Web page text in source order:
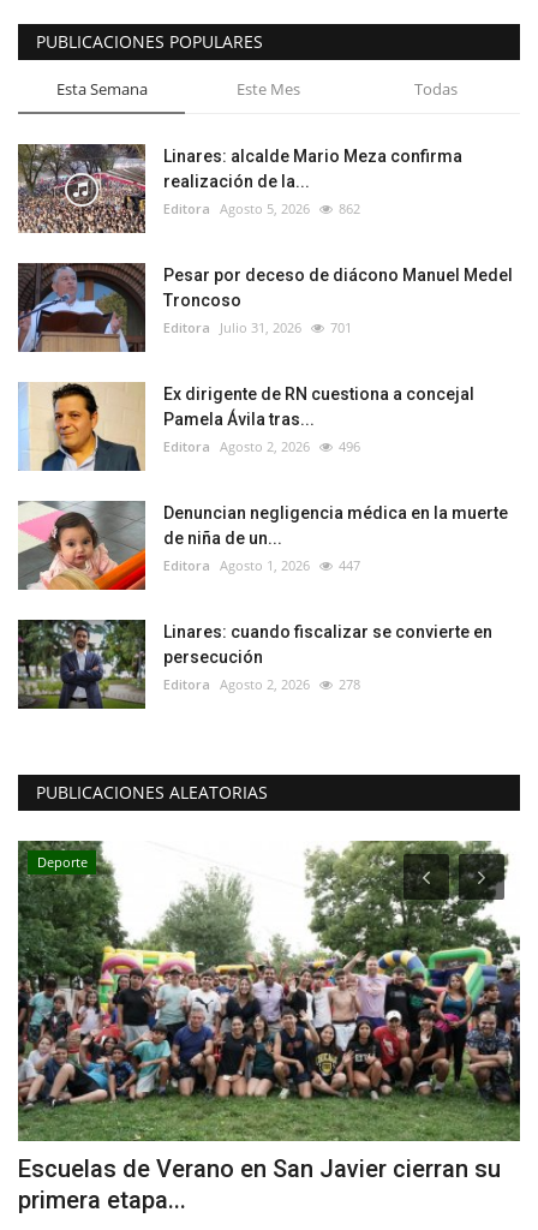
PUBLICACIONES POPULARES
Esta Semana Este Mes Todas
Linares: alcalde Mario Meza confirma
realización de la...
Editora Agosto 5, 2026 862
Pesar por deceso de diácono Manuel Medel
Troncoso
Editora Julio 31, 2026 701
Ex dirigente de RN cuestiona a concejal
Pamela Ávila tras...
Editora Agosto 2, 2026 496
Denuncian negligencia médica en la muerte
de niña de un...
Editora Agosto 1, 2026 447
Linares: cuando fiscalizar se convierte en
persecución
Editora Agosto 2, 2026 278
PUBLICACIONES ALEATORIAS
Deporte
Escuelas de Verano en San Javier cierran su
primera etapa...